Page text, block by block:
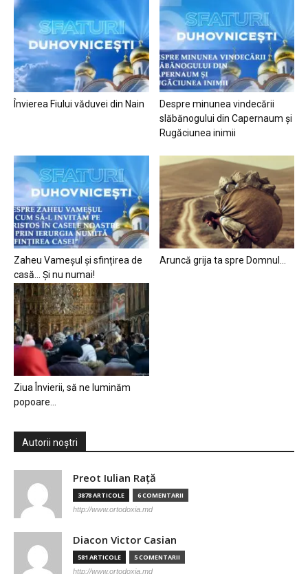
Învierea Fiului văduvei din Nain
Despre minunea vindecării
slăbănogului din Capernaum și
Rugăciunea inimii
Zaheu Vameșul și sfințirea de
casă… Și nu numai!
Aruncă grija ta spre Domnul…
Ziua Învierii, să ne luminăm
popoare…
Autorii noștri
Preot Iulian Raţă
3878 ARTICOLE 6 COMENTARII
http://www.ortodoxia.md
Diacon Victor Casian
581 ARTICOLE 5 COMENTARII
http://www.ortodoxia.md